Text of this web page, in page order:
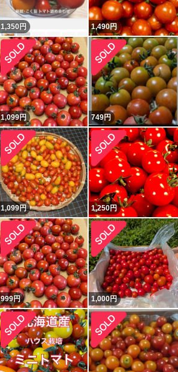
1,350 円 1,490円
1,099円 749円
1,099円 1,250円
999円 1,000円